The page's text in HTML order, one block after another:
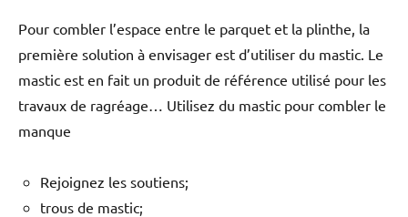
Pour combler l’espace entre le parquet et la plinthe, la
première solution à envisager est d’utiliser du mastic. Le
mastic est en fait un produit de référence utilisé pour les
travaux de ragréage… Utilisez du mastic pour combler le
manque
Rejoignez les soutiens;
trous de mastic;